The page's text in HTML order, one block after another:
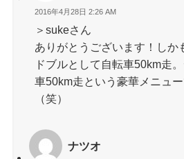
2016年4月28日 2:26 AM
＞sukeさん
ありがとうございます！しか
ドブルとして自転車50km走
車50km走という豪華メニュ
（笑）
ナツオ